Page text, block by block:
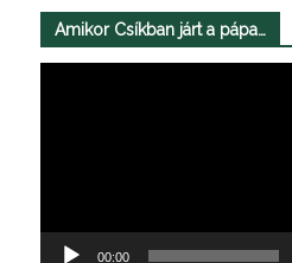
Amikor Csíkban járt a pápa…
00:00